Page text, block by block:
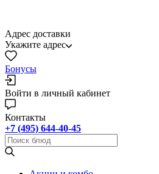
Адрес доставки
Укажите адрес
Бонусы
Войти в личный кабинет
Контакты
+7 (495) 644-40-45